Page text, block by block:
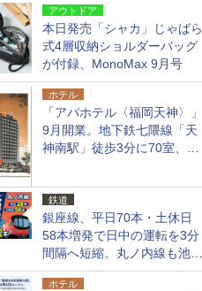
アウトドア
本日発売「シャカ」じゃばら
式4層収納ショルダーバッグ
が付録、MonoMax 9月号
ホテル
「アパホテル〈福岡天神〉」
9月開業。地下鉄七隈線「天
神南駅」徒歩3分に70室、エ
鉄道
銀座線、平日70本・土休日
58本増発で日中の運転を3分
間隔へ短縮。丸ノ内線も池袋
～中野坂上を4分間隔に
ホテル